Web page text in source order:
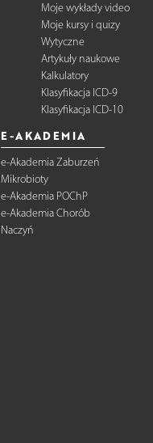
Moje wykłady video
Moje kursy i quizy
Wytyczne
Artykuły naukowe
Kalkulatory
Klasyfikacja ICD-9
Klasyfikacja ICD-10
E-AKADEMIA
e-Akademia Zaburzeń
Mikrobioty
e-Akademia POChP
e-Akademia Chorób
Naczyń